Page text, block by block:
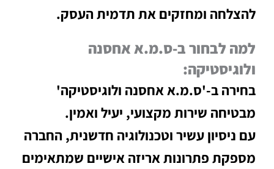
להצלחה ומחזקים את תדמית העסק.
למה לבחור ב-ס.מ.א אחסנה
ולוגיסטיקה:
בחירה ב-'ס.מ.א אחסנה ולוגיסטיקה'
מבטיחה שירות מקצועי, יעיל ואמין.
עם ניסיון עשיר וטכנולוגיה חדשנית, החברה
מספקת פתרונות אריזה אישיים שמתאימים